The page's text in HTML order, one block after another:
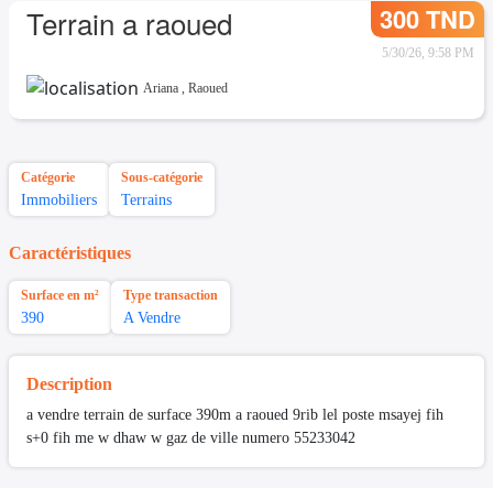
Terrain a raoued 300 TND
5/30/26, 9:58 PM
Ariana , Raoued
Catégorie
Immobiliers
Sous-catégorie
Terrains
Caractéristiques
Surface en m²
390
Type transaction
A Vendre
Description
a vendre terrain de surface 390m a raoued 9rib lel poste msayej fih
s+0 fih me w dhaw w gaz de ville numero 55233042